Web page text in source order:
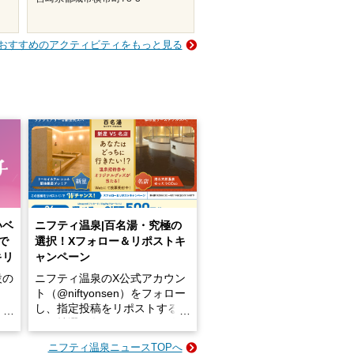
すすめのアクティビティをもっと見る
ベ
の
ニフティ温泉|百名湯・究極の
選択！Xフォロー＆リポストキ
ャンペーン
ニフティ温泉のX公式アカウン
ト（@niftyonsen）をフォロー
し、指定投稿をリポストする
ニフティ温泉ニュースTOPへ